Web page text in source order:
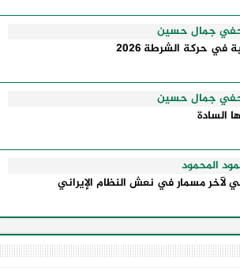
جمال حسين
في حركة الشرطة 2026
جمال حسين
السادة
المحمود
لآخر مسمار في نعش النظام الإيراني